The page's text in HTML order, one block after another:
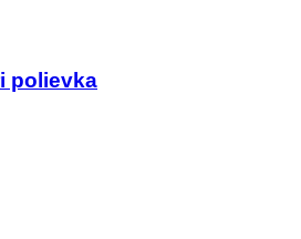
polievka